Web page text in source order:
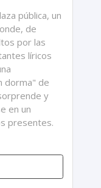
pública, un
de
por las
líricos
dorma" de
y
en un
presentes.